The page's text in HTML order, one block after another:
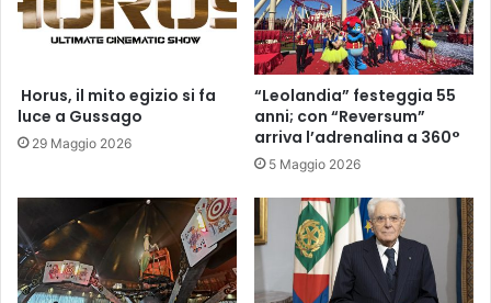
​ Horus, il mito egizio si fa
luce a Gussago
29 Maggio 2026
“Leolandia” festeggia 55
anni; con “Reversum”
arriva l’adrenalina a 360°
5 Maggio 2026